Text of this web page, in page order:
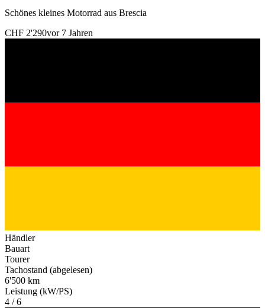
Schönes kleines Motorrad aus Brescia
CHF 2'290vor 7 Jahren
Händler
Bauart
Tourer
Tachostand (abgelesen)
6'500 km
Leistung (kW/PS)
4 / 6